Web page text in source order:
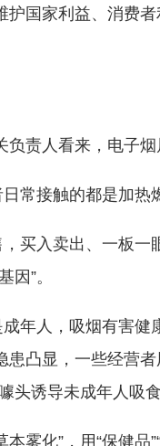
护国家利益、消费
责人看来，电子
常接触的都是加
，买入卖出、一板
因”。
成年人，吸烟有害
凸显，一些经营者
头诱导未成年人吸
本雾化”，用“保健